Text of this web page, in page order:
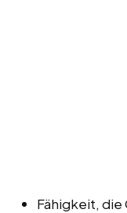
Fähigkeit,